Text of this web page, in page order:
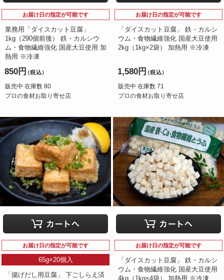
お届け日の指定が可能です
業務用「ダイスカット豆腐」
1kg（290個前後） 鉄・カルシウ
ム・食物繊維強化 国産大豆使用 加
熱用 ※冷凍
850円（税込）
販売中 在庫数 80
プロの食材お取り寄せ店
お届け日の指定が可能です
「ダイスカット豆腐」 鉄・カルシ
ウム・食物繊維強化 国産大豆使用
2kg（1kg×2袋） 加熱用 ※冷凍
1,580円（税込）
販売中 在庫数 71
プロの食材お取り寄せ店
お届け日の指定が可能です
65g×20個入
「揚げだし用豆腐」 下ごしらえ済
お届け日の指定が可能です
「ダイスカット豆腐」 鉄・カルシ
ウム・食物繊維強化 国産大豆使用
4kg（1kg×4袋） 加熱用 ※冷凍